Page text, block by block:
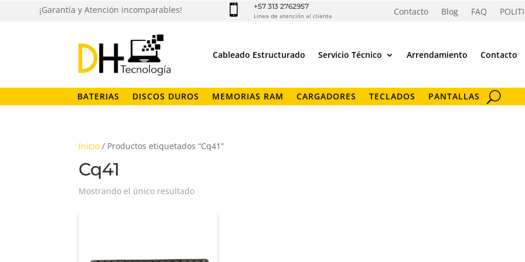
¡Garantía y Atención incomparables!  +57 313 2762957
Linea de atención al cliente Contacto Blog FAQ
Cableado Estructurado Servicio Técnico Arrendamiento Contacto
BATERIAS DISCOS DUROS MEMORIAS RAM CARGADORES TECLADOS PANTALLAS
Inicio / Productos etiquetados “Cq41”
Cq41
Mostrando el único resultado